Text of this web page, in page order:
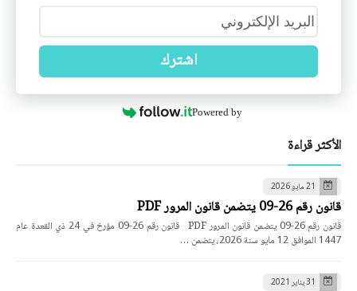
اشترك
Powered by
الأكثر قراءة
21 مايو 2026
قانون رقم 26-09 يتضمن قانون المرور PDF
قانون رقم 26-09 يتضمن قانون المرور PDF قانون رقم 26-09 مؤرخ في 24 ذي القعدة عام
1447 الموافق 12 مايو سنة 2026، يتضمن …
31 يناير 2021